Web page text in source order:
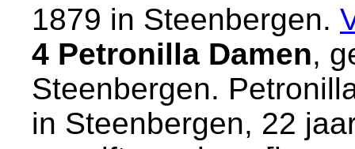
1879 in Steenbergen.
4 Petronilla Damen,
Steenbergen.
in Steenbergen, 22